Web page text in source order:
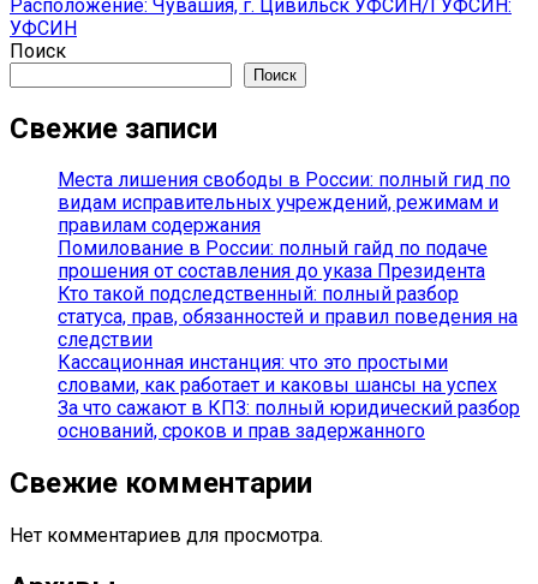
Расположение: Чувашия, г. Цивильск УФСИН/ГУФСИН:
УФСИН
Поиск
Поиск
Свежие записи
Места лишения свободы в России: полный гид по
видам исправительных учреждений, режимам и
правилам содержания
Помилование в России: полный гайд по подаче
прошения от составления до указа Президента
Кто такой подследственный: полный разбор
статуса, прав, обязанностей и правил поведения на
следствии
Кассационная инстанция: что это простыми
словами, как работает и каковы шансы на успех
За что сажают в КПЗ: полный юридический разбор
оснований, сроков и прав задержанного
Свежие комментарии
Нет комментариев для просмотра.